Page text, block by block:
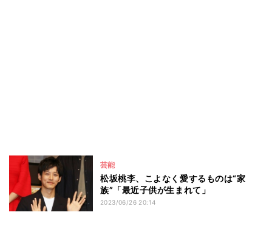
芸能
松坂桃李、こよなく愛するものは“家
族”「最近子供が生まれて」
2023/06/26 20:14